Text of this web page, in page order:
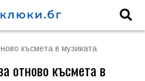
късмета в музиката
отново късмета в